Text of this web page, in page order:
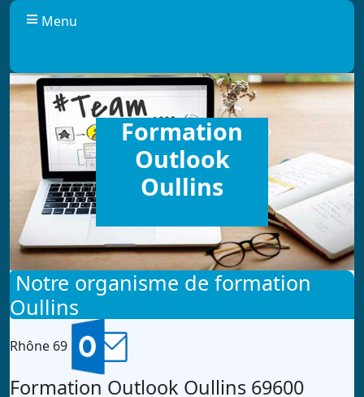
Menu
Formation
Outlook
Oullins
Notre organisme de formation
Oullins
Rhône 69
Formation Outlook Oullins 69600
Panneau de gestion des cookies